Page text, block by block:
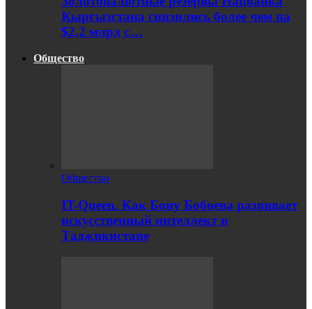
Кыргызстана снизились более чем на
$2,2 млрд с…
Общество
Общество
IT-Queen. Как Бону Бобоева развивает
искусственный интеллект в
Таджикистане